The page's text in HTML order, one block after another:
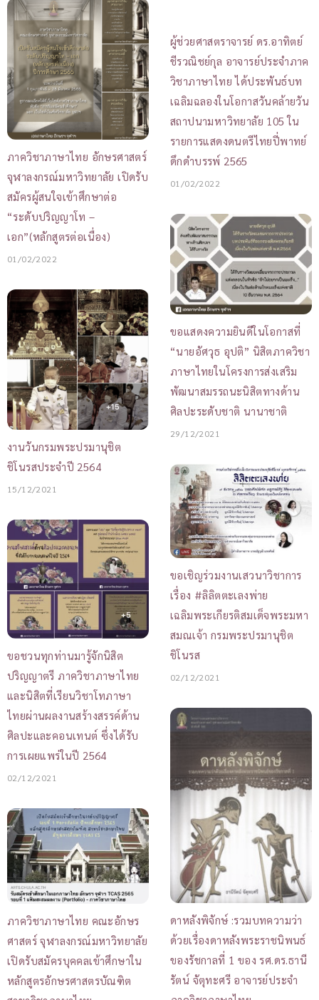
ผู้ช่วยศาสตราจารย์ ดร.อาทิตย์
ชีรวณิชย์กุล อาจารย์ประจำภาค
วิชาภาษาไทย ได้ประพันธ์บท
เฉลิมฉลองในโอกาสวันคล้ายวัน
สถาปนามหาวิทยาลัย 105 ใน
รายการแสดงดนตรีไทยปี่พาทย์
ดึกดำบรรพ์ 2565
01/02/2022
ภาควิชาภาษาไทย อักษรศาสตร์
จุฬาลงกรณ์มหาวิทยาลัย เปิดรับ
สมัครผู้สนใจเข้าศึกษาต่อ
“ระดับปริญญาโท –
เอก”(หลักสูตรต่อเนื่อง)
01/02/2022
ขอแสดงความยินดีในโอกาสที่
“นายอัศวุธ อุปติ” นิสิตภาควิชา
ภาษาไทยในโครงการส่งเสริม
พัฒนาสมรรถนะนิสิตทางด้าน
ศิลปะระดับชาติ นานาชาติ
29/12/2021
งานวันกรมพระปรมานุชิต
ชิโนรสประจำปี 2564
15/12/2021
ขอเชิญร่วมงานเสวนาวิชาการ
เรื่อง #ลิลิตตะเลงพ่าย
เฉลิมพระเกียรติสมเด็จพระมหา
สมณเจ้า กรมพระปรมานุชิต
ชิโนรส
02/12/2021
ขอชวนทุกท่านมารู้จักนิสิต
ปริญญาตรี ภาควิชาภาษาไทย
และนิสิตที่เรียนวิชาโทภาษา
ไทยผ่านผลงานสร้างสรรค์ด้าน
ศิลปะและคอนเทนต์ ซึ่งได้รับ
การเผยแพร่ในปี 2564
02/12/2021
ดาหลังพิจักษ์ :รวมบทความว่า
ด้วยเรื่องดาหลังพระราชนิพนธ์
ของรัชกาลที่ 1 ของ รศ.ดร.ธานี
รัตน์ จัตุทะศรี อาจารย์ประจำ
ภาควิชาภาษาไทย คณะอักษร
ศาสตร์ จุฬาลงกรณ์มหาวิทยาลัย
เปิดรับสมัครบุคคลเข้าศึกษาใน
หลักสูตรอักษรศาสตรบัณฑิต